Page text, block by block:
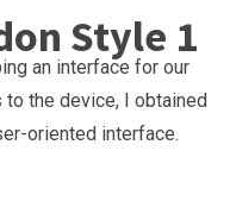
Style 1
an interface for our
to the device, I obtained
oriented interface.